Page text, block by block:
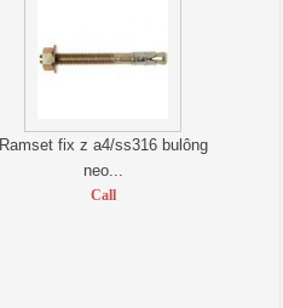
Ramset fix z a4/ss316 bulông
neo...
Call